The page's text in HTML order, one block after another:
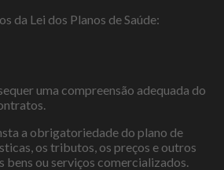
da Lei dos Planos de Saúde:
uma compreensão adequada do
a obrigatoriedade do plano de
os tributos, os preços e outros
bens ou serviços comercializados.